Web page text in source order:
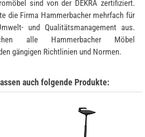
sind von der DEKRA zertifiziert.
die Firma Hammerbacher mehrfach für
und Qualitätsmanagement aus.
alle Hammerbacher Möbel
gängigen Richtlinien und Normen.
auch folgende Produkte: